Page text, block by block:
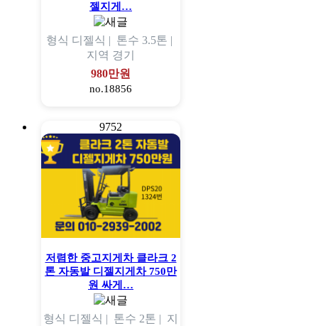
젤지게…
형식 디젤식 | 톤수 3.5톤 |
지역 경기
980만원
no.18856
9752
저렴한 중고지게차 클라크 2
톤 자동발 디젤지게차 750만
원 싸게…
형식 디젤식 | 톤수 2톤 | 지